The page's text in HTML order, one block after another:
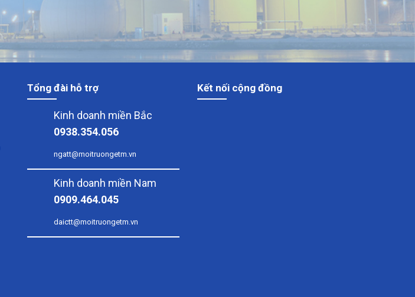
Tổng đài hỗ trợ
Kinh doanh miền Bắc
0938.354.056
ngatt@moitruongetm.vn
Kinh doanh miền Nam
0909.464.045
daictt@moitruongetm.vn
Kết nối cộng đồng